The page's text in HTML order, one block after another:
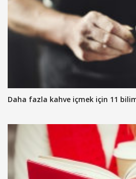
Daha fazla kahve içmek için 11